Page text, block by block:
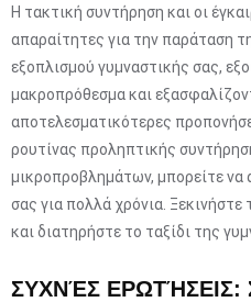
Η τακτική συντήρηση και οι
απαραίτητες για την παράταση
εξοπλισμού γυμναστικής σας,
μακροπρόθεσμα και
αποτελεσματικότερες
ρουτίνας προληπτικής
μικροπροβλημάτων, μπορείτε να
σας για πολλά χρόνια.
και διατηρήστε το ταξίδι της
ΣΥΧΝΈΣ ΕΡΩΤΉΣΕΙΣ: